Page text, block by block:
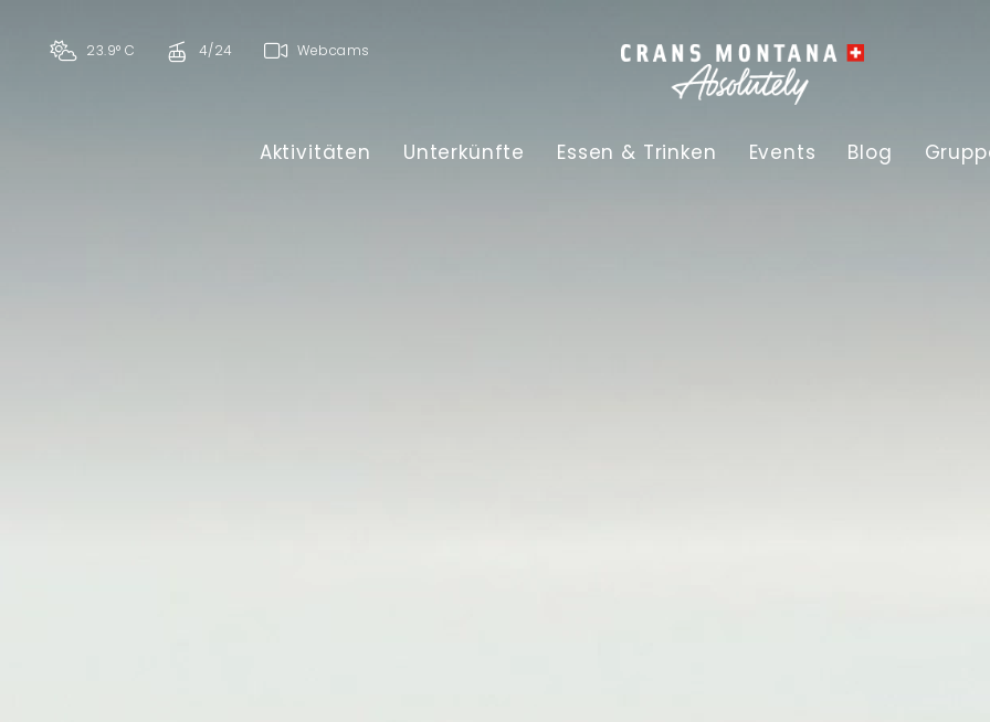
23.9° C 4/24 Webcams
Aktivitäten Unterkünfte Essen & Trinken Events Blog